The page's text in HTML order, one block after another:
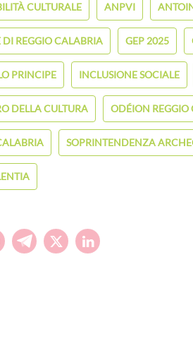
CULTURALE ANPVI
REGGIO CALABRIA GEP 2025
PRINCIPE INCLUSIONE SOCIALE
DELLA CULTURA ODÉION REGGIO
SOPRINTENDENZA